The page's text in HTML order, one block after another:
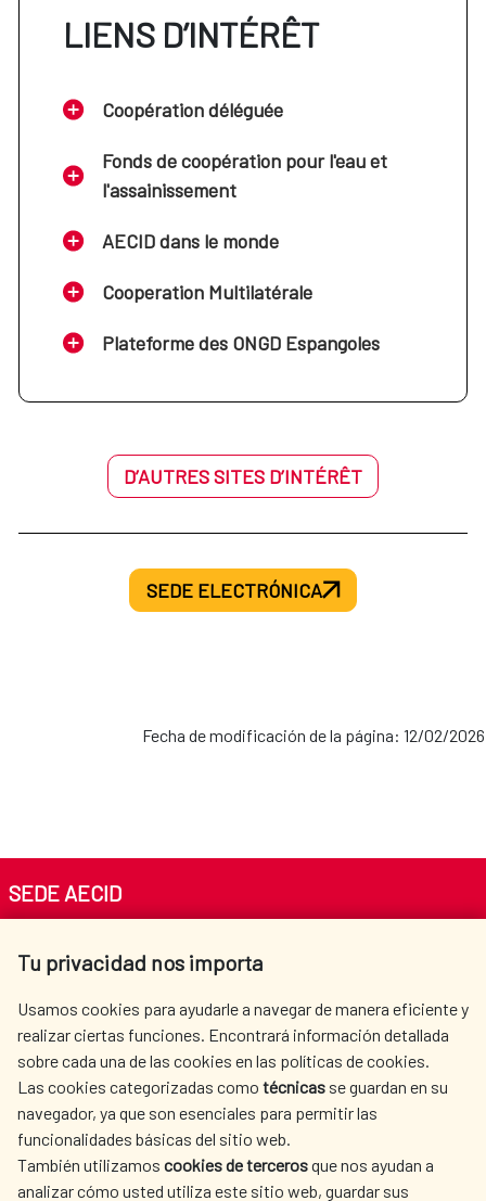
LIENS D’INTÉRÊT
Coopération déléguée
Fonds de coopération pour l'eau et
l'assainissement
AECID dans le monde
Cooperation Multilatérale
Plateforme des ONGD Espangoles
D’AUTRES SITES D’INTÉRÊT
SEDE ELECTRÓNICA
Fecha de modificación de la página: 12/02/2026
Tu privacidad nos importa
Usamos cookies para ayudarle a navegar de manera eficiente y
realizar ciertas funciones. Encontrará información detallada
sobre cada una de las cookies en las políticas de cookies.
Las cookies categorizadas como técnicas se guardan en su
navegador, ya que son esenciales para permitir las
funcionalidades básicas del sitio web.
También utilizamos cookies de tercerosque nos ayudan a
analizar cómo usted utiliza este sitio web, guardar sus
SEDE AECID
Tel. +34 900 20 30 54​​​​​​​
AECID
OÙ NOUS COOPÉRONS
L'ACTION HUMANITAIRE
ESPAGNOLE
SALLE DE PRESSE
CULTURE ET SCIENCE BIBLIOTHÈQUE